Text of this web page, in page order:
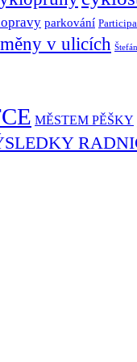
parkování
v ulicích
MĚSTEM PĚŠKY